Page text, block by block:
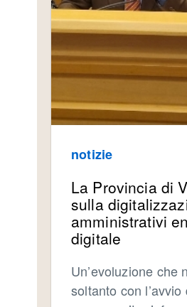
notizie
La Provincia di
sulla
amministrativi
digitale
Un’evoluzione che
soltanto con l’avvio